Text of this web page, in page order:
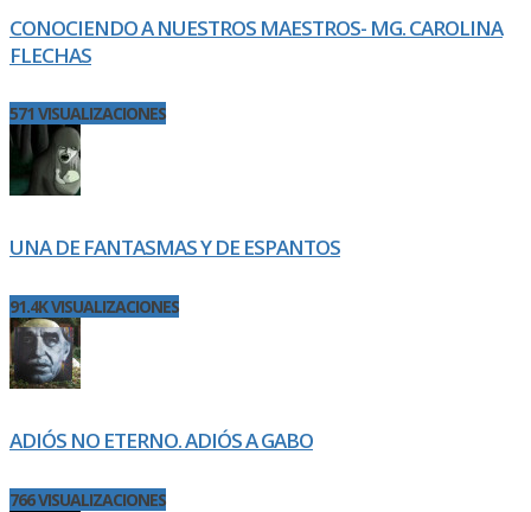
CONOCIENDO A NUESTROS MAESTROS- MG. CAROLINA
FLECHAS
571 VISUALIZACIONES
UNA DE FANTASMAS Y DE ESPANTOS
91.4K VISUALIZACIONES
ADIÓS NO ETERNO. ADIÓS A GABO
766 VISUALIZACIONES